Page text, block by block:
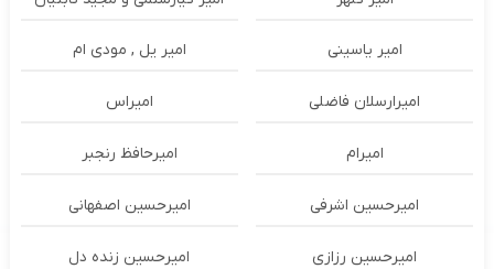
امیر یاسینی امیر یل , مودی ام
امیرارسلان فاضلی امیراس
امیرام امیرحافظ رنجبر
امیرحسین اشرفی امیرحسین اصفهانی
امیرحسین رزازی امیرحسین زنده دل